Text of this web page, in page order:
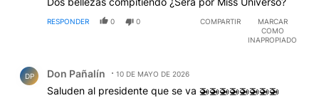
RESPONDER 0 0 COMPARTIR
MARCAR
COMO
INAPROPIADO
DP Don Pañalín 10 DE MAYO DE 2026
Saluden al presidente que se va 🚁🚁🚁🚁🚁🚁🚁🚁